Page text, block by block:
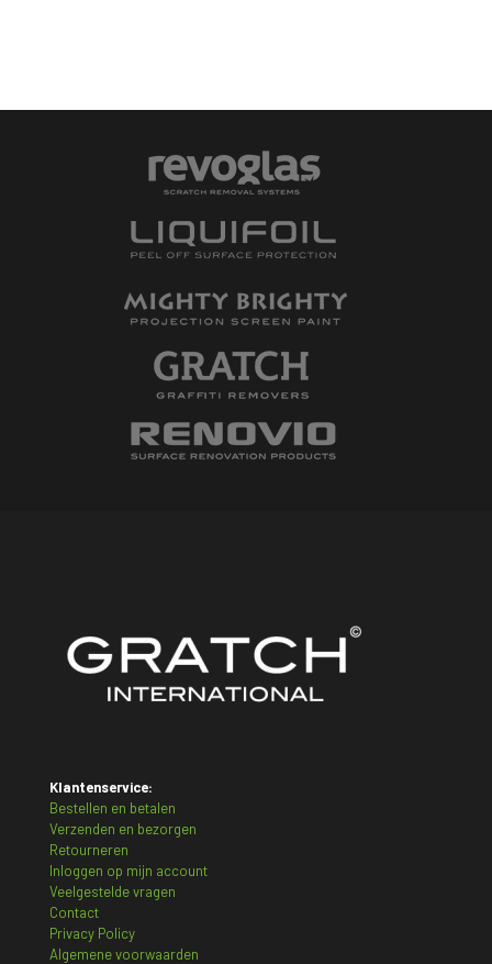
Klantenservice:
Bestellen en betalen
Verzenden en bezorgen
Retourneren
Inloggen op mijn account
Veelgestelde vragen
Contact
Privacy Policy
Algemene voorwaarden